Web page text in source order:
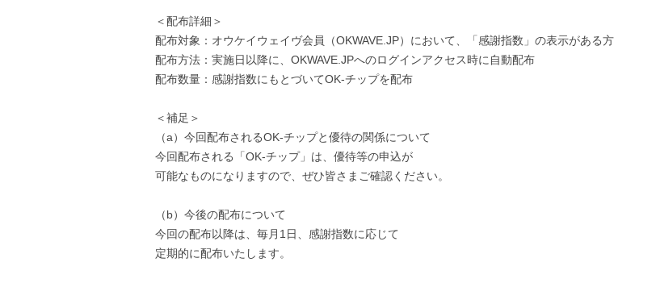
＜配布詳細＞
配布対象：オウケイウェイヴ会員（OKWAVE.JP）において、「感謝指数」の表示がある方
配布方法：実施日以降に、OKWAVE.JPへのログインアクセス時に自動配布
配布数量：感謝指数にもとづいてOK-チップを配布
＜補足＞
（a）今回配布されるOK-チップと優待の関係について
今回配布される「OK-チップ」は、優待等の申込が
可能なものになりますので、ぜひ皆さまご確認ください。
（b）今後の配布について
今回の配布以降は、毎月1日、感謝指数に応じて
定期的に配布いたします。